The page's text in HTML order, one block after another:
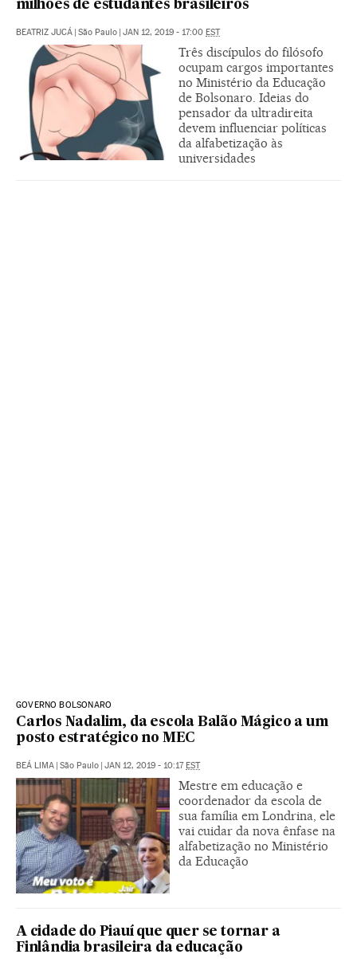
milhões de estudantes brasileiros
BEATRIZ JUCÁ São Paulo JAN 12, 2019 - 17:00 EST
Três discípulos do filósofo
ocupam cargos importantes
no Ministério da Educação
de Bolsonaro. Ideias do
pensador da ultradireita
devem influenciar políticas
da alfabetização às
universidades
GOVERNO BOLSONARO
Carlos Nadalim, da escola Balão Mágico a um
posto estratégico no MEC
BEÁ LIMA São Paulo JAN 12, 2019 - 10:17 EST
Mestre em educação e
coordenador da escola de
sua família em Londrina, ele
vai cuidar da nova ênfase na
alfabetização no Ministério
da Educação
A cidade do Piauí que quer se tornar a
Finlândia brasileira da educação